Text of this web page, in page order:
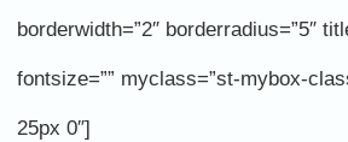
borderwidth=”2″ borderradius=”5″
fontsize=”” myclass=”st-mybox-
25px 0″]